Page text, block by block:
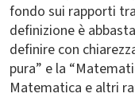
fondo sui rapporti
definizione è
definire con
pura” e la
Matematica e altri